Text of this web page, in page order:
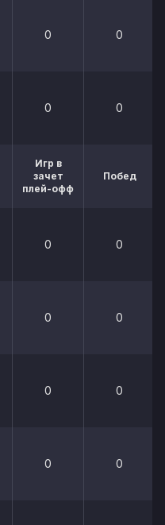
0 0
0 0
Игр в
зачет
плей-офф
Побед
0 0
0 0
0 0
0 0